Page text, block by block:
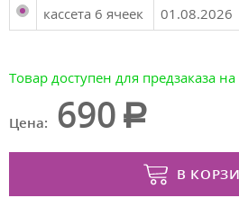
кассета 6 ячеек 01.08.2026
Товар доступен для предзаказа на
Цена: 690
В